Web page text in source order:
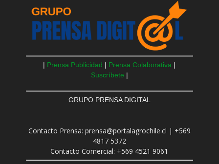
| Prensa Publicidad | Prensa Colaborativa |
Suscríbete |
GRUPO PRENSA DIGITAL
Contacto Prensa: prensa@portalagrochile.cl | +569
4817 5372
Contacto Comercial: +569 4521 9061